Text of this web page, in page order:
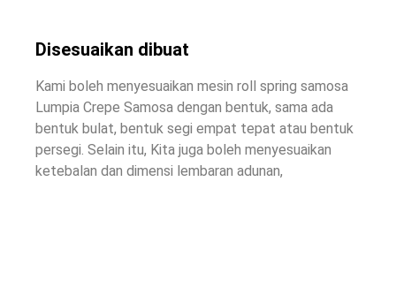
Disesuaikan dibuat
Kami boleh menyesuaikan mesin roll spring samosa
Lumpia Crepe Samosa dengan bentuk, sama ada
bentuk bulat, bentuk segi empat tepat atau bentuk
persegi. Selain itu, Kita juga boleh menyesuaikan
ketebalan dan dimensi lembaran adunan,